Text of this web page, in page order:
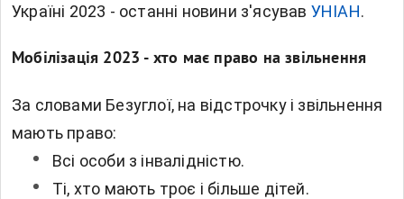
Україні 2023 - останні новини з'ясував УНІАН.
Мобілізація 2023 - хто має право на звільнення
За словами Безуглої, на відстрочку і звільнення
мають право:
Всі особи з інвалідністю.
Ті, хто мають троє і більше дітей.